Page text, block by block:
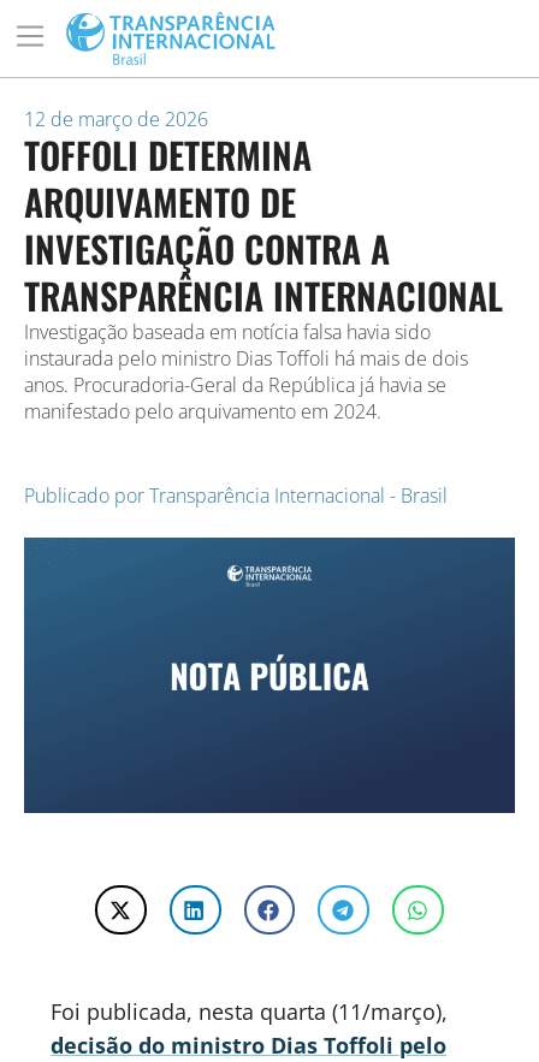
12 de março de 2026
TOFFOLI DETERMINA
ARQUIVAMENTO DE
INVESTIGAÇÃO CONTRA A
TRANSPARÊNCIA INTERNACIONAL
Investigação baseada em notícia falsa havia sido
instaurada pelo ministro Dias Toffoli há mais de dois
anos. Procuradoria-Geral da República já havia se
manifestado pelo arquivamento em 2024.
Publicado porTransparência Internacional - Brasil
Foi publicada, nesta quarta (11/março),
decisão do ministro Dias Toffoli pelo